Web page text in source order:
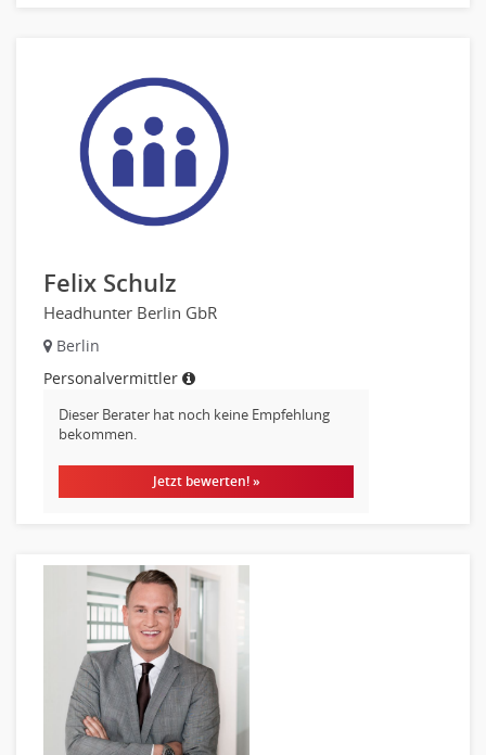
Felix Schulz
Headhunter Berlin GbR
Berlin
Personalvermittler
Dieser Berater hat noch keine Empfehlung
bekommen.
Jetzt bewerten! »